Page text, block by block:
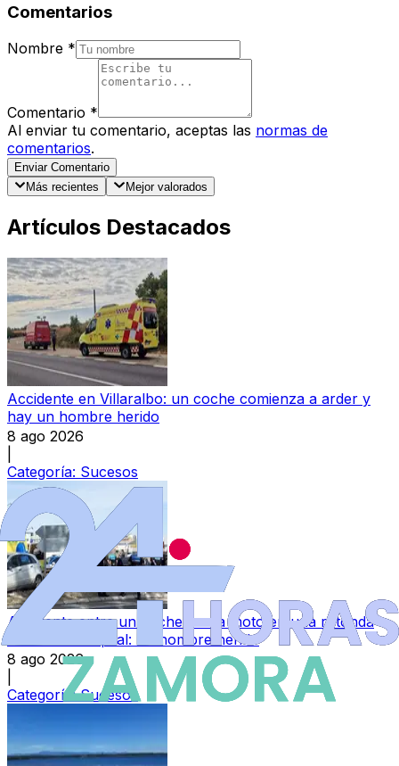
Comentarios
Nombre *
Comentario *
Al enviar tu comentario, aceptas las normas de
comentarios.
Enviar Comentario
Más recientes
Mejor valorados
Artículos Destacados
Accidente en Villaralbo: un coche comienza a arder y
hay un hombre herido
8 ago 2026
Categoría: Sucesos
Accidente entre un coche y una moto en una rotonda
de Zamora capital: un hombre herido
8 ago 2026
Categoría:Sucesos